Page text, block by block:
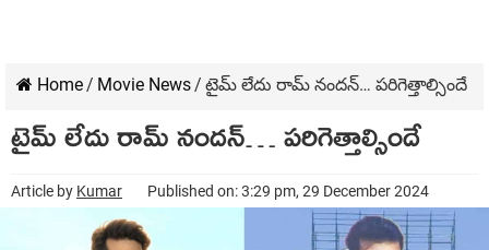
Home/ Movie News/ టైమ్ లేదు రామ్ నందన్… పరిగెత్తాల్సిందే
టైమ్ లేదు రామ్ నందన్… పరిగెత్తాల్సిందే
Article by Kumar Published on: 3:29 pm, 29 December 2024